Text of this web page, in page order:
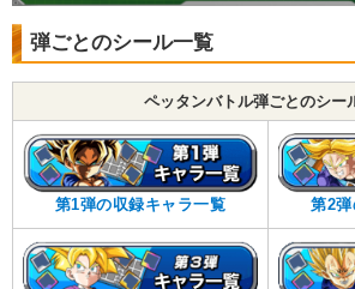
弾ごとのシール一覧
ペッタンバトル弾ごとのシー
第1弾の収録キャラ一覧 第2